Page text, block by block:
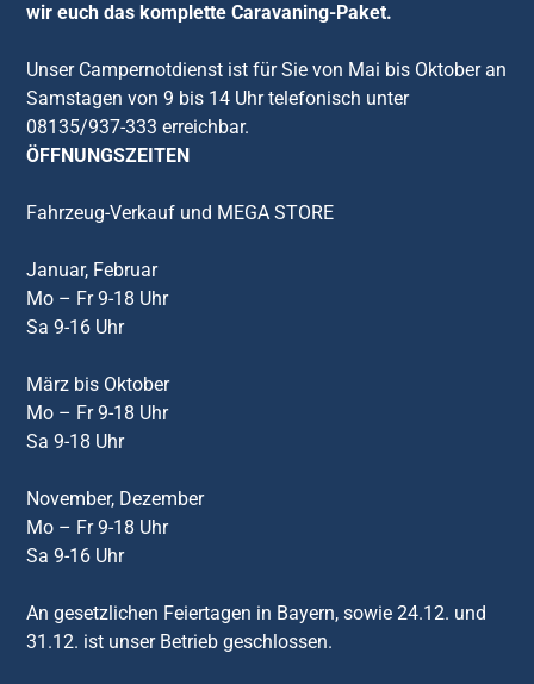
wir euch das komplette Caravaning-Paket.
Unser Campernotdienst ist für Sie von Mai bis Oktober an
Samstagen von 9 bis 14 Uhr telefonisch unter
08135/937-333 erreichbar.
ÖFFNUNGSZEITEN
Fahrzeug-Verkauf und MEGA STORE
Januar, Februar
Mo – Fr 9-18 Uhr
Sa 9-16 Uhr
März bis Oktober
Mo – Fr 9-18 Uhr
Sa 9-18 Uhr
November, Dezember
Mo – Fr 9-18 Uhr
Sa 9-16 Uhr
An gesetzlichen Feiertagen in Bayern, sowie 24.12. und
31.12. ist unser Betrieb geschlossen.